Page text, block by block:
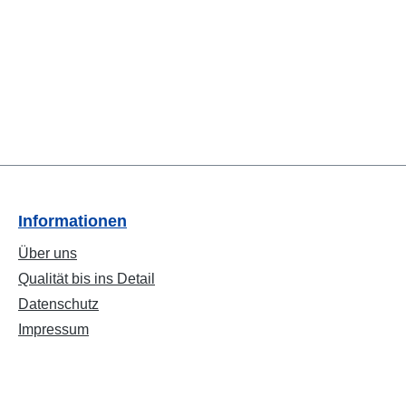
Informationen
Über uns
Qualität bis ins Detail
Datenschutz
Impressum